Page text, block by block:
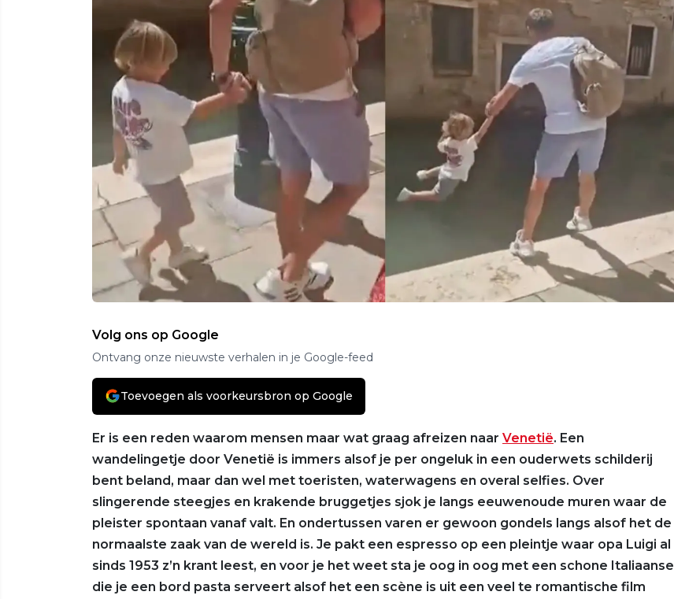
Volg ons op Google
Ontvang onze nieuwste verhalen in je Google-feed
Toevoegen als voorkeursbron op Google
Er is een reden waarom mensen maar wat graag afreizen naar Venetië. Een
wandelingetje door Venetië is immers alsof je per ongeluk in een ouderwets schilderij
bent beland, maar dan wel met toeristen, waterwagens en overal selfies. Over
slingerende steegjes en krakende bruggetjes sjok je langs eeuwenoude muren waar de
pleister spontaan vanaf valt. En ondertussen varen er gewoon gondels langs alsof het de
normaalste zaak van de wereld is. Je pakt een espresso op een pleintje waar opa Luigi al
sinds 1953 z’n krant leest, en voor je het weet sta je oog in oog met een schone Italiaanse
die je een bord pasta serveert alsof het een scène is uit een veel te romantische film